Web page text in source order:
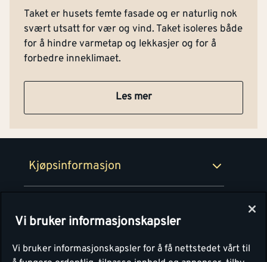
Taket er husets femte fasade og er naturlig nok
svært utsatt for vær og vind. Taket isoleres både
for å hindre varmetap og lekkasjer og for å
forbedre inneklimaet.
Les mer
Kjøpsinformasjon
Kjøpsbetingelser
Retur- og angrerettsskjema
Kontakt oss
Tjenester
Medlemsavtaler
Montér
Om Montér
Byggevarehus og åpningstider
Prismatch
100% fornøydgaranti
Personvern
Våre kjøkkensentre
Vi bruker informasjonskapsler
Vi bruker informasjonskapsler for å få nettstedet vårt til